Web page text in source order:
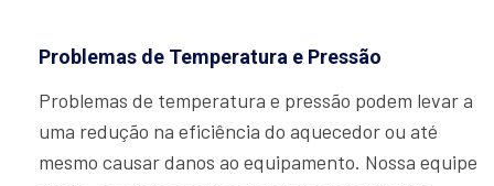
Problemas de Temperatura e Pressão
Problemas de temperatura e pressão podem levar a
uma redução na eficiência do aquecedor ou até
mesmo causar danos ao equipamento. Nossa equipe